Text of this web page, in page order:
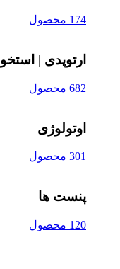
174 محصول
ارتوپدی |
682 محصول
اوتولوژی
301 محصول
پنست ها
120 محصول